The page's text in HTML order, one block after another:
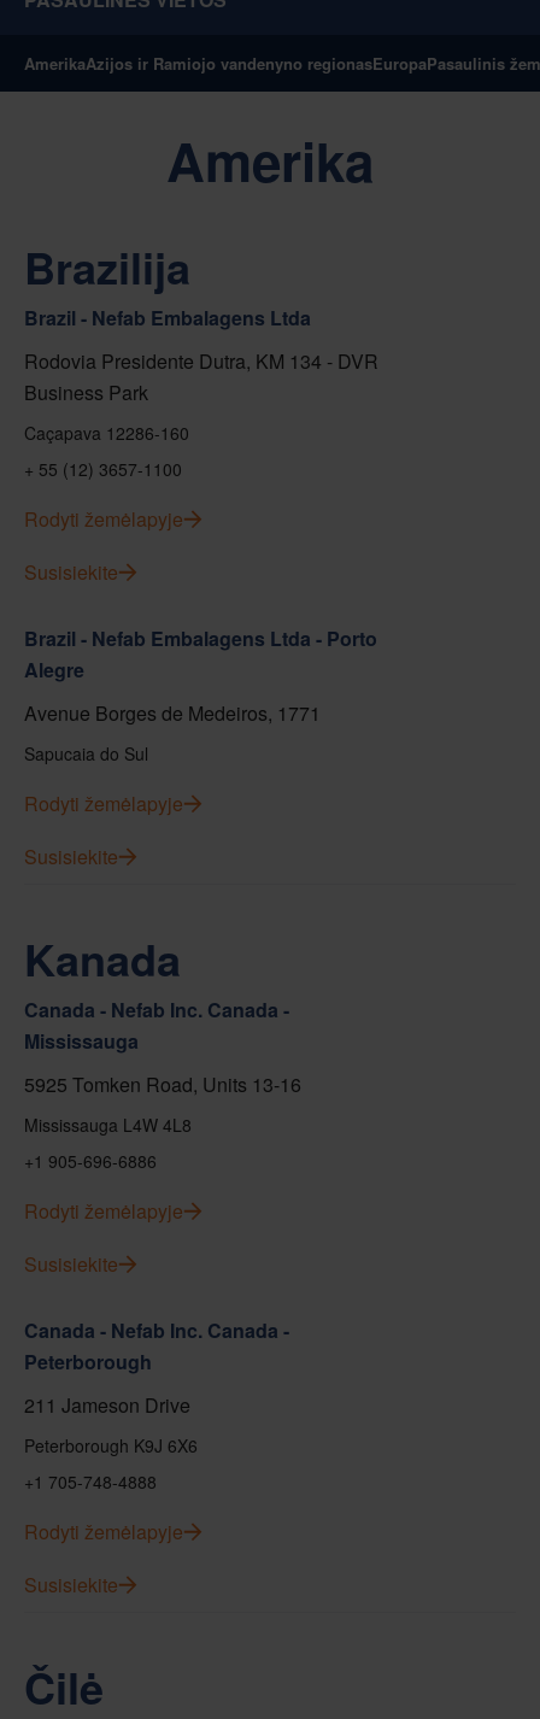
AmerikaAzijos ir Ramiojo vandenyno regionasEuropaPasaulinis
Amerika
Brazilija
Brazil - Nefab Embalagens Ltda
Rodovia Presidente Dutra, KM 134 - DVR
Business Park
Caçapava 12286-160
+ 55 (12) 3657-1100
Rodyti žemėlapyje
Susisiekite
Brazil - Nefab Embalagens Ltda - Porto
Alegre
Avenue Borges de Medeiros, 1771
Sapucaia do Sul
Rodyti žemėlapyje
Susisiekite
Kanada
Canada - Nefab Inc. Canada -
Mississauga
5925 Tomken Road, Units 13-16
Mississauga L4W 4L8
+1 905-696-6886
Rodyti žemėlapyje
Susisiekite
Canada - Nefab Inc. Canada -
Peterborough
211 Jameson Drive
Peterborough K9J 6X6
+1 705-748-4888
Rodyti žemėlapyje
Susisiekite
Čilė